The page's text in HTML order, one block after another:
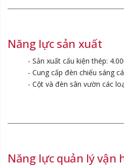
Năng lực sản xuất
- Sản xuất cấu kiện thép:
- Cung cấp đèn chiếu sáng
- Cột và đèn sân vườn các
Năng lực quản lý vận